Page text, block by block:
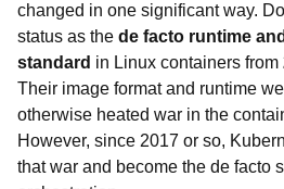
changed in one significant way.
status as the de facto runtime
standard in Linux containers from
Their image format and runtime
otherwise heated war in the
However, since 2017 or so,
that war and become the de facto